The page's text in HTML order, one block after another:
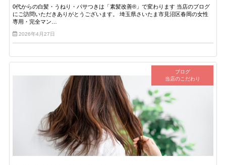
0代からの白髪・うねり・パサつきは「素髪改善®」で変わります 当店のブログ
にご訪問いただきありがとうございます。 埼玉県さいたま市見沼区春岡の女性
専用・完全マン…
2026年4月27日
ブログ
当店のこだわり